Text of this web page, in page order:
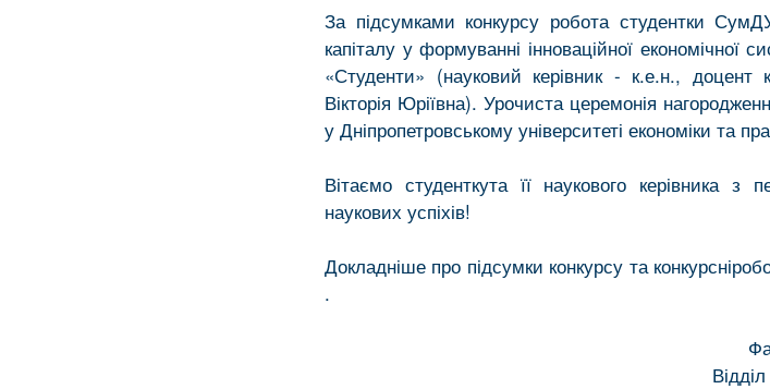
За підсумками конкурсу робота студентки
капіталу у формуванні інноваційної економічної
«Студенти» (науковий керівник - к.е.н., доцент
Вікторія Юріївна). Урочиста церемонія
у Дніпропетровському університеті економіки та
Вітаємо студенткута її наукового керівника
наукових успіхів!
Докладніше про підсумки конкурсу та
.